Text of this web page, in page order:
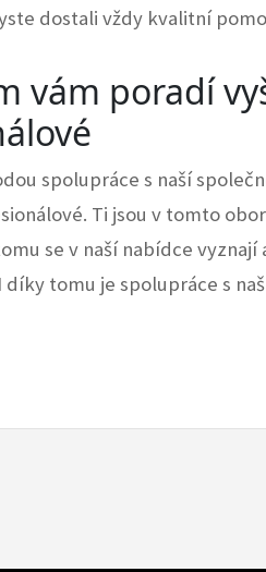
dostali vždy kvalitní
vám poradí
spolupráce s naší
Ti jsou v tomto
se v naší nabídce
díky tomu je spolupráce s